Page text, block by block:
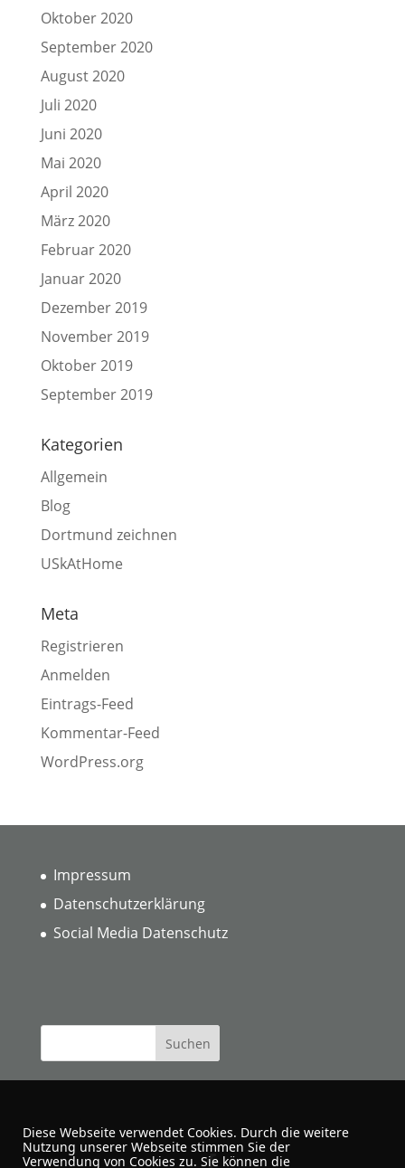
Oktober 2020
September 2020
August 2020
Juli 2020
Juni 2020
Mai 2020
April 2020
März 2020
Februar 2020
Januar 2020
Dezember 2019
November 2019
Oktober 2019
September 2019
Kategorien
Allgemein
Blog
Dortmund zeichnen
USkAtHome
Meta
Registrieren
Anmelden
Eintrags-Feed
Kommentar-Feed
WordPress.org
Impressum
Datenschutzerklärung
Social Media Datenschutz
Diese Webseite verwendet Cookies. Durch die weitere
Nutzung unserer Webseite stimmen Sie der
Verwendung von Cookies zu. Sie können die